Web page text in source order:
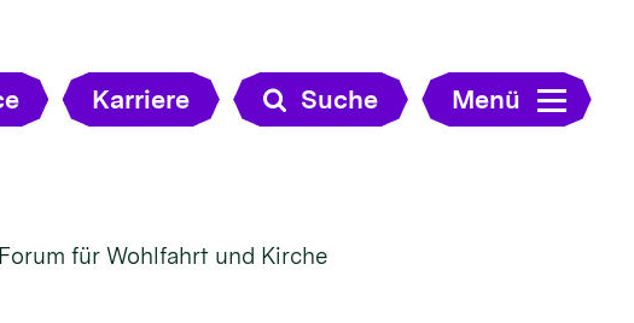
Karriere Suche Menü
für Wohlfahrt und Kirche